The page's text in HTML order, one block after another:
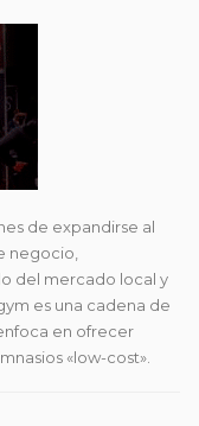
de expandirse al
negocio,
del mercado local y
es una cadena de
en ofrecer
«low-cost».